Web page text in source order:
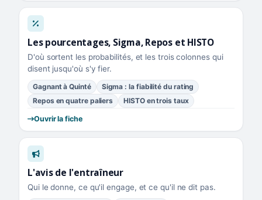
Les pourcentages, Sigma, Repos et HISTO
D'où sortent les probabilités, et les trois colonnes qui
disent jusqu'où s'y fier.
Gagnant à Quinté
Sigma : la fiabilité du rating
Repos en quatre paliers
HISTO en trois taux
Ouvrir la fiche
L'avis de l'entraîneur
Qui le donne, ce qu'il engage, et ce qu'il ne dit pas.